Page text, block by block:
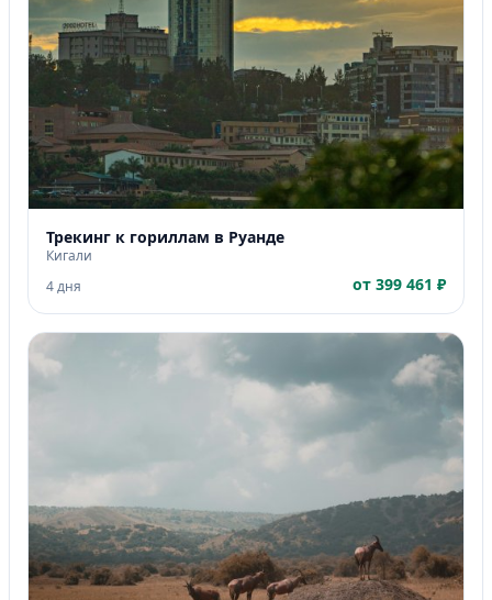
Трекинг к гориллам в Руанде
Кигали
4 дня
от 399 461 ₽